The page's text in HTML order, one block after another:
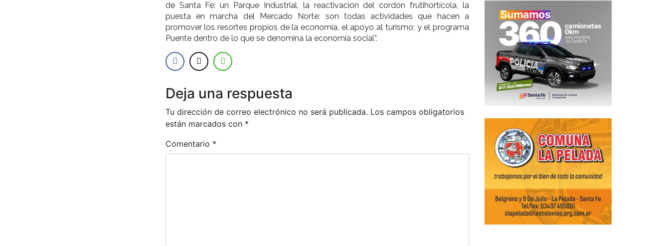
de Santa Fe: un Parque Industrial, la reactivación del cordón frutihortícola, la
puesta en marcha del Mercado Norte: son todas actividades que hacen a
promover los resortes propios de la economía, el apoyo al turismo; y el programa
Puente dentro de lo que se denomina la economía social”.
Deja una respuesta
Tu dirección de correo electrónico no será publicada. Los campos obligatorios
están marcados con *
Comentario *